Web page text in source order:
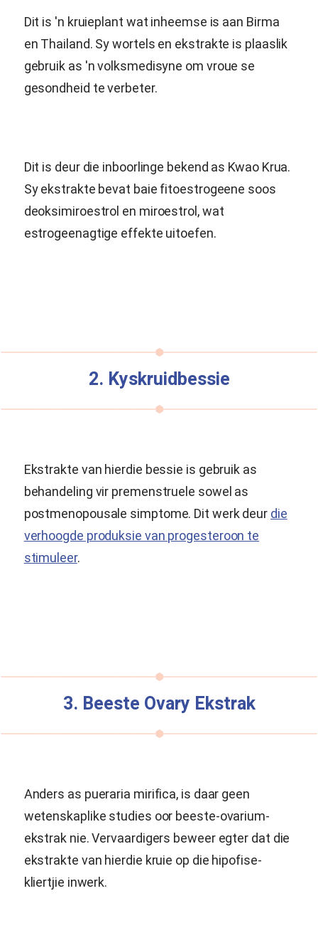
Dit is 'n kruieplant wat inheemse is aan Birma
en Thailand. Sy wortels en ekstrakte is plaaslik
gebruik as 'n volksmedisyne om vroue se
gesondheid te verbeter.
Dit is deur die inboorlinge bekend as Kwao Krua.
Sy ekstrakte bevat baie fitoestrogeene soos
deoksimiroestrol en miroestrol, wat
estrogeenagtige effekte uitoefen.
2. Kyskruidbessie
Ekstrakte van hierdie bessie is gebruik as
behandeling vir premenstruele sowel as
postmenopousale simptome. Dit werk deur die
verhoogde produksie van progesteroon te
stimuleer.
3. Beeste Ovary Ekstrak
Anders as pueraria mirifica, is daar geen
wetenskaplike studies oor beeste-ovarium-
ekstrak nie. Vervaardigers beweer egter dat die
ekstrakte van hierdie kruie op die hipofise-
kliertjie inwerk.